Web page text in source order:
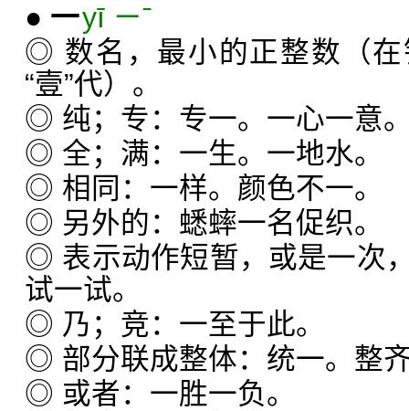
● 一yī ㄧˉ
◎ 数名，最小的正整数（
“壹”代）。
◎ 纯；专：专一。一心一意
◎ 全；满：一生。一地水。
◎ 相同：一样。颜色不一。
◎ 另外的：蟋蟀一名促织。
◎ 表示动作短暂，或是一次
试一试。
◎ 乃；竞：一至于此。
◎ 部分联成整体：统一。整
◎ 或者：一胜一负。